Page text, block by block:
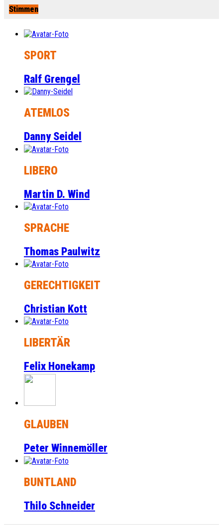
Stimmen
SPORT
Ralf Grengel
ATEMLOS
Danny Seidel
LIBERO
Martin D. Wind
SPRACHE
Thomas Paulwitz
GERECHTIGKEIT
Christian Kott
LIBERTÄR
Felix Honekamp
GLAUBEN
Peter Winnemöller
BUNTLAND
Thilo Schneider